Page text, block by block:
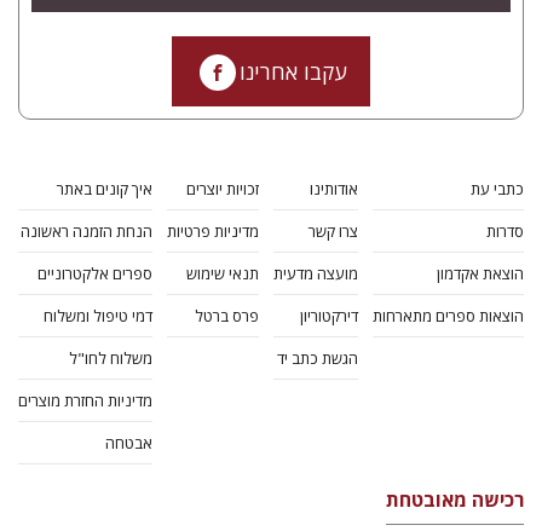
עקבו אחרינו
כתבי עת
סדרות
הוצאת אקדמון
הוצאות ספרים מתארחות
אודותינו
צרו קשר
מועצה מדעית
דירקטוריון
הגשת כתב יד
זכויות יוצרים
מדיניות פרטיות
תנאי שימוש
פרס ברטל
איך קונים באתר
הנחת הזמנה ראשונה
ספרים אלקטרוניים
דמי טיפול ומשלוח
משלוח לחו"ל
מדיניות החזרת מוצרים
אבטחה
רכישה מאובטחת